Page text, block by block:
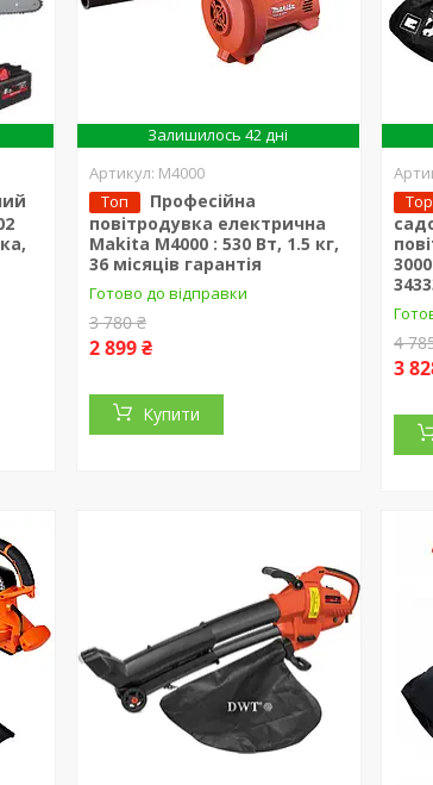
Залишилось 42 дні
M4000
Топ
Професійна
повітродувка електрична
Makita M4000 : 530 Вт, 1.5 кг,
36 місяців гарантія
Готово до відправки
3 780 ₴
2 899 ₴
Купити
4
3